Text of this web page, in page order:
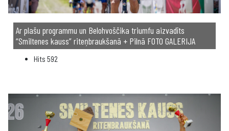
Ar plašu programmu un Belohvoščika triumfu aizvadīts
“Smiltenes kauss” riteņbraukšanā + Pilnā FOTO GALERIJA
Hits 592